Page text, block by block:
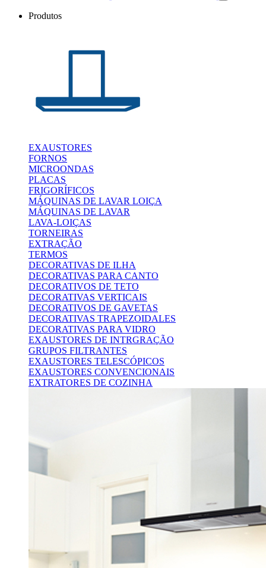
Produtos
EXAUSTORES
FORNOS
MICROONDAS
PLACAS
FRIGORÍFICOS
MÁQUINAS DE LAVAR LOIÇA
MÁQUINAS DE LAVAR
LAVA-LOIÇAS
TORNEIRAS
EXTRAÇÃO
TERMOS
DECORATIVAS DE ILHA
DECORATIVAS PARA CANTO
DECORATIVOS DE TETO
DECORATIVAS VERTICAIS
DECORATIVOS DE GAVETAS
DECORATIVAS TRAPEZOIDALES
DECORATIVAS PARA VIDRO
EXAUSTORES DE INTRGRAÇÃO
GRUPOS FILTRANTES
EXAUSTORES TELESCÓPICOS
EXAUSTORES CONVENCIONAIS
EXTRATORES DE COZINHA